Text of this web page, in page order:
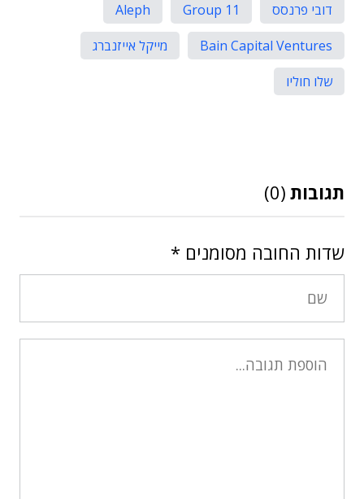
דובי פרנסס
Group 11
Aleph
Bain Capital Ventures
מייקל אייזנברג
שלו חוליו
תגובות (0)
שדות החובה מסומנים *